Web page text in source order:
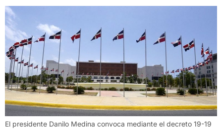
El presidente Danilo Medina convoca mediante el decreto 19-19